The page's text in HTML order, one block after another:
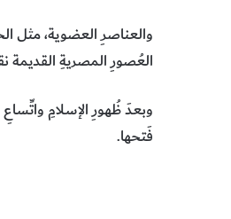
والعناصرِ العضوية، مثل
العُصورِ المصريةِ
وبعدَ ظُهورِ الإسلامِ
فَتحها.